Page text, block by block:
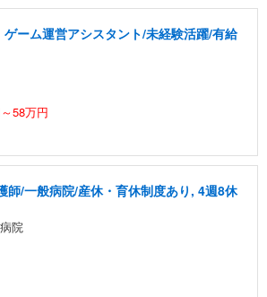
ゲーム運営アシスタント/未経験活躍/有給
58万円
師/一般病院/産休・育休制度あり, 4週8休
院